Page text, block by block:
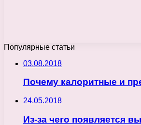
Популярные статьи
03.08.2018
Почему калоритные и
24.05.2018
Из-за чего появляется